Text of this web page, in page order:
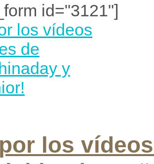
id="3121"]
por los